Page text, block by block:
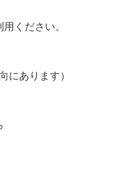
ください。
にあります）